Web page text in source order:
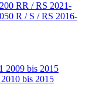
RR / RS 2021-
R / S / RS 2016-
2009 bis 2015
bis 2015